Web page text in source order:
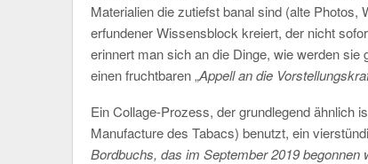
Materialien die zutiefst banal sind (alte Photos,
erfundener Wissensblock kreiert, der nicht
erinnert man sich an die Dinge, wie werden
einen fruchtbaren „Appell an die
Ein Collage-Prozess, der grundlegend ähnlich
Manufacture des Tabacs) benutzt, ein
Bordbuchs, das im September 2019 begonnen